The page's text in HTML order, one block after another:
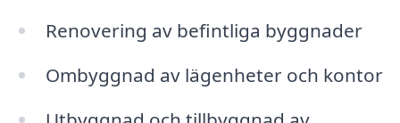
Renovering av befintliga byggnader
Ombyggnad av lägenheter och kontor